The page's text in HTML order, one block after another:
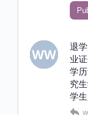
退
业
学
究
学